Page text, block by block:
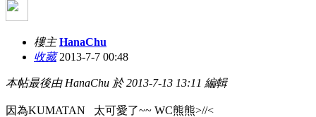
樓主 HanaChu
收藏2013-7-7 00:48
本帖最後由 HanaChu 於 2013-7-13 13:11 編輯
因為KUMATAN 太可愛了~~ WC熊熊>//<